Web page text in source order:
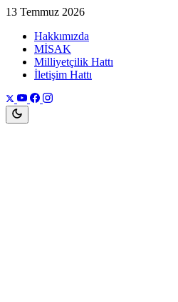
13 Temmuz 2026
Hakkımızda
MİSAK
Milliyetçilik Hattı
İletişim Hattı